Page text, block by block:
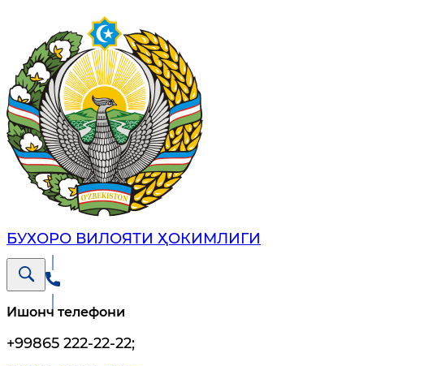
БУХОРО ВИЛОЯТИ ҲОКИМЛИГИ
Ишонч телефони
+99865 222-22-22;